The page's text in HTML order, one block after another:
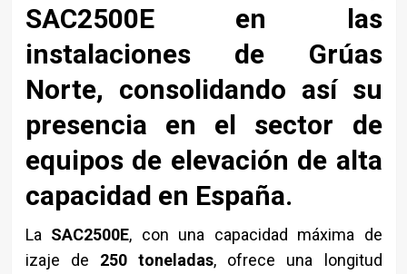
SAC2500E en las
instalaciones de Grúas
Norte, consolidando así su
presencia en el sector de
equipos de elevación de alta
capacidad en España.
La SAC2500E, con una capacidad máxima de
izaje de 250 toneladas, ofrece una longitud